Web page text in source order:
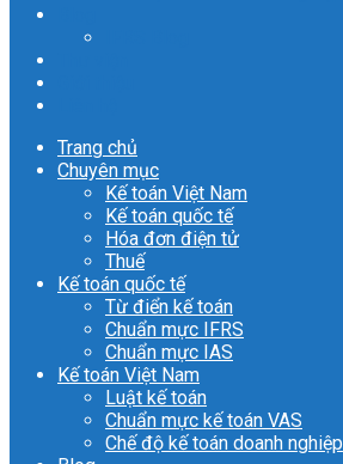
Trang chủ
Chuyên mục
Kế toán Việt Nam
Kế toán quốc tế
Hóa đơn điện tử
Thuế
Kế toán quốc tế
Từ điển kế toán
Chuẩn mực IFRS
Chuẩn mực IAS
Kế toán Việt Nam
Luật kế toán
Chuẩn mực kế toán VAS
Chế độ kế toán doanh nghiệp